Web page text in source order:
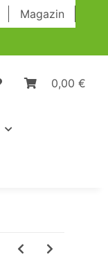
Magazin
0,00 €